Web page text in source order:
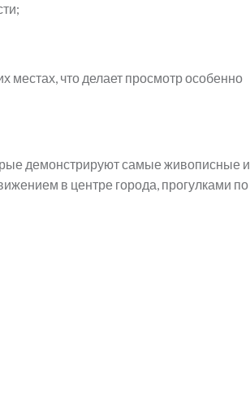
местах, что делает просмотр особенно
демонстрируют самые живописные и
в центре города, прогулками по